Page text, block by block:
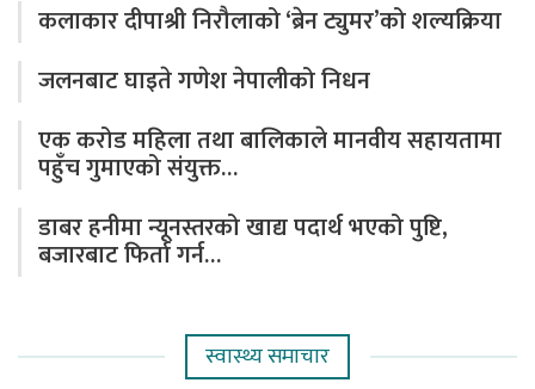
कलाकार दीपाश्री निरौलाको ‘ब्रेन ट्युमर’को शल्यक्रिया
जलनबाट घाइते गणेश नेपालीको निधन
एक करोड महिला तथा बालिकाले मानवीय सहायतामा
पहुँच गुमाएको संयुक्त…
डाबर हनीमा न्यूनस्तरको खाद्य पदार्थ भएको पुष्टि,
बजारबाट फिर्ता गर्न…
स्वास्थ्य समाचार